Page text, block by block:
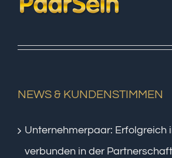
NEWS & KUNDENSTIMMEN
Unternehmerpaar: Erfolgreich
verbunden in der Partnerschaft